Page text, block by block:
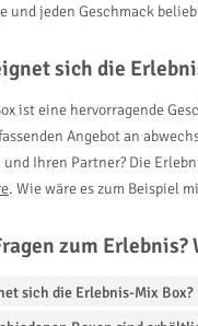
und jeden Geschmack
sich die
ist eine hervorragende
Angebot an
Ihren Partner? Die
. Wie wäre es zum Beispiel
zum
sich die Erlebnis-Mix Box?